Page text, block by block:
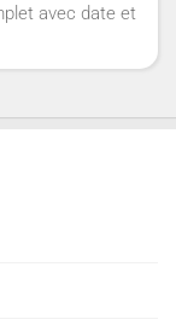
avec date et